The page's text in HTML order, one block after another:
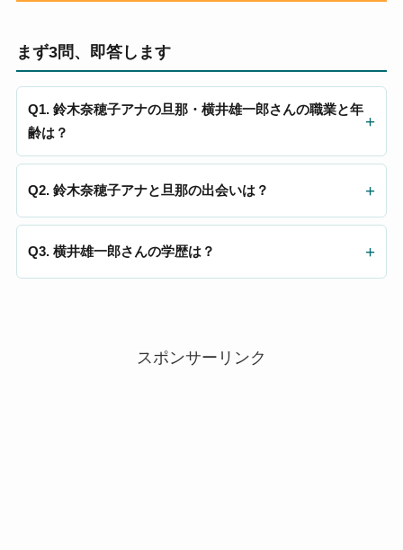
まず3問、即答します
Q1. 鈴木奈穂子アナの旦那・横井雄一郎さんの職業と年
齢は？
Q2. 鈴木奈穂子アナと旦那の出会いは？
Q3. 横井雄一郎さんの学歴は？
スポンサーリンク